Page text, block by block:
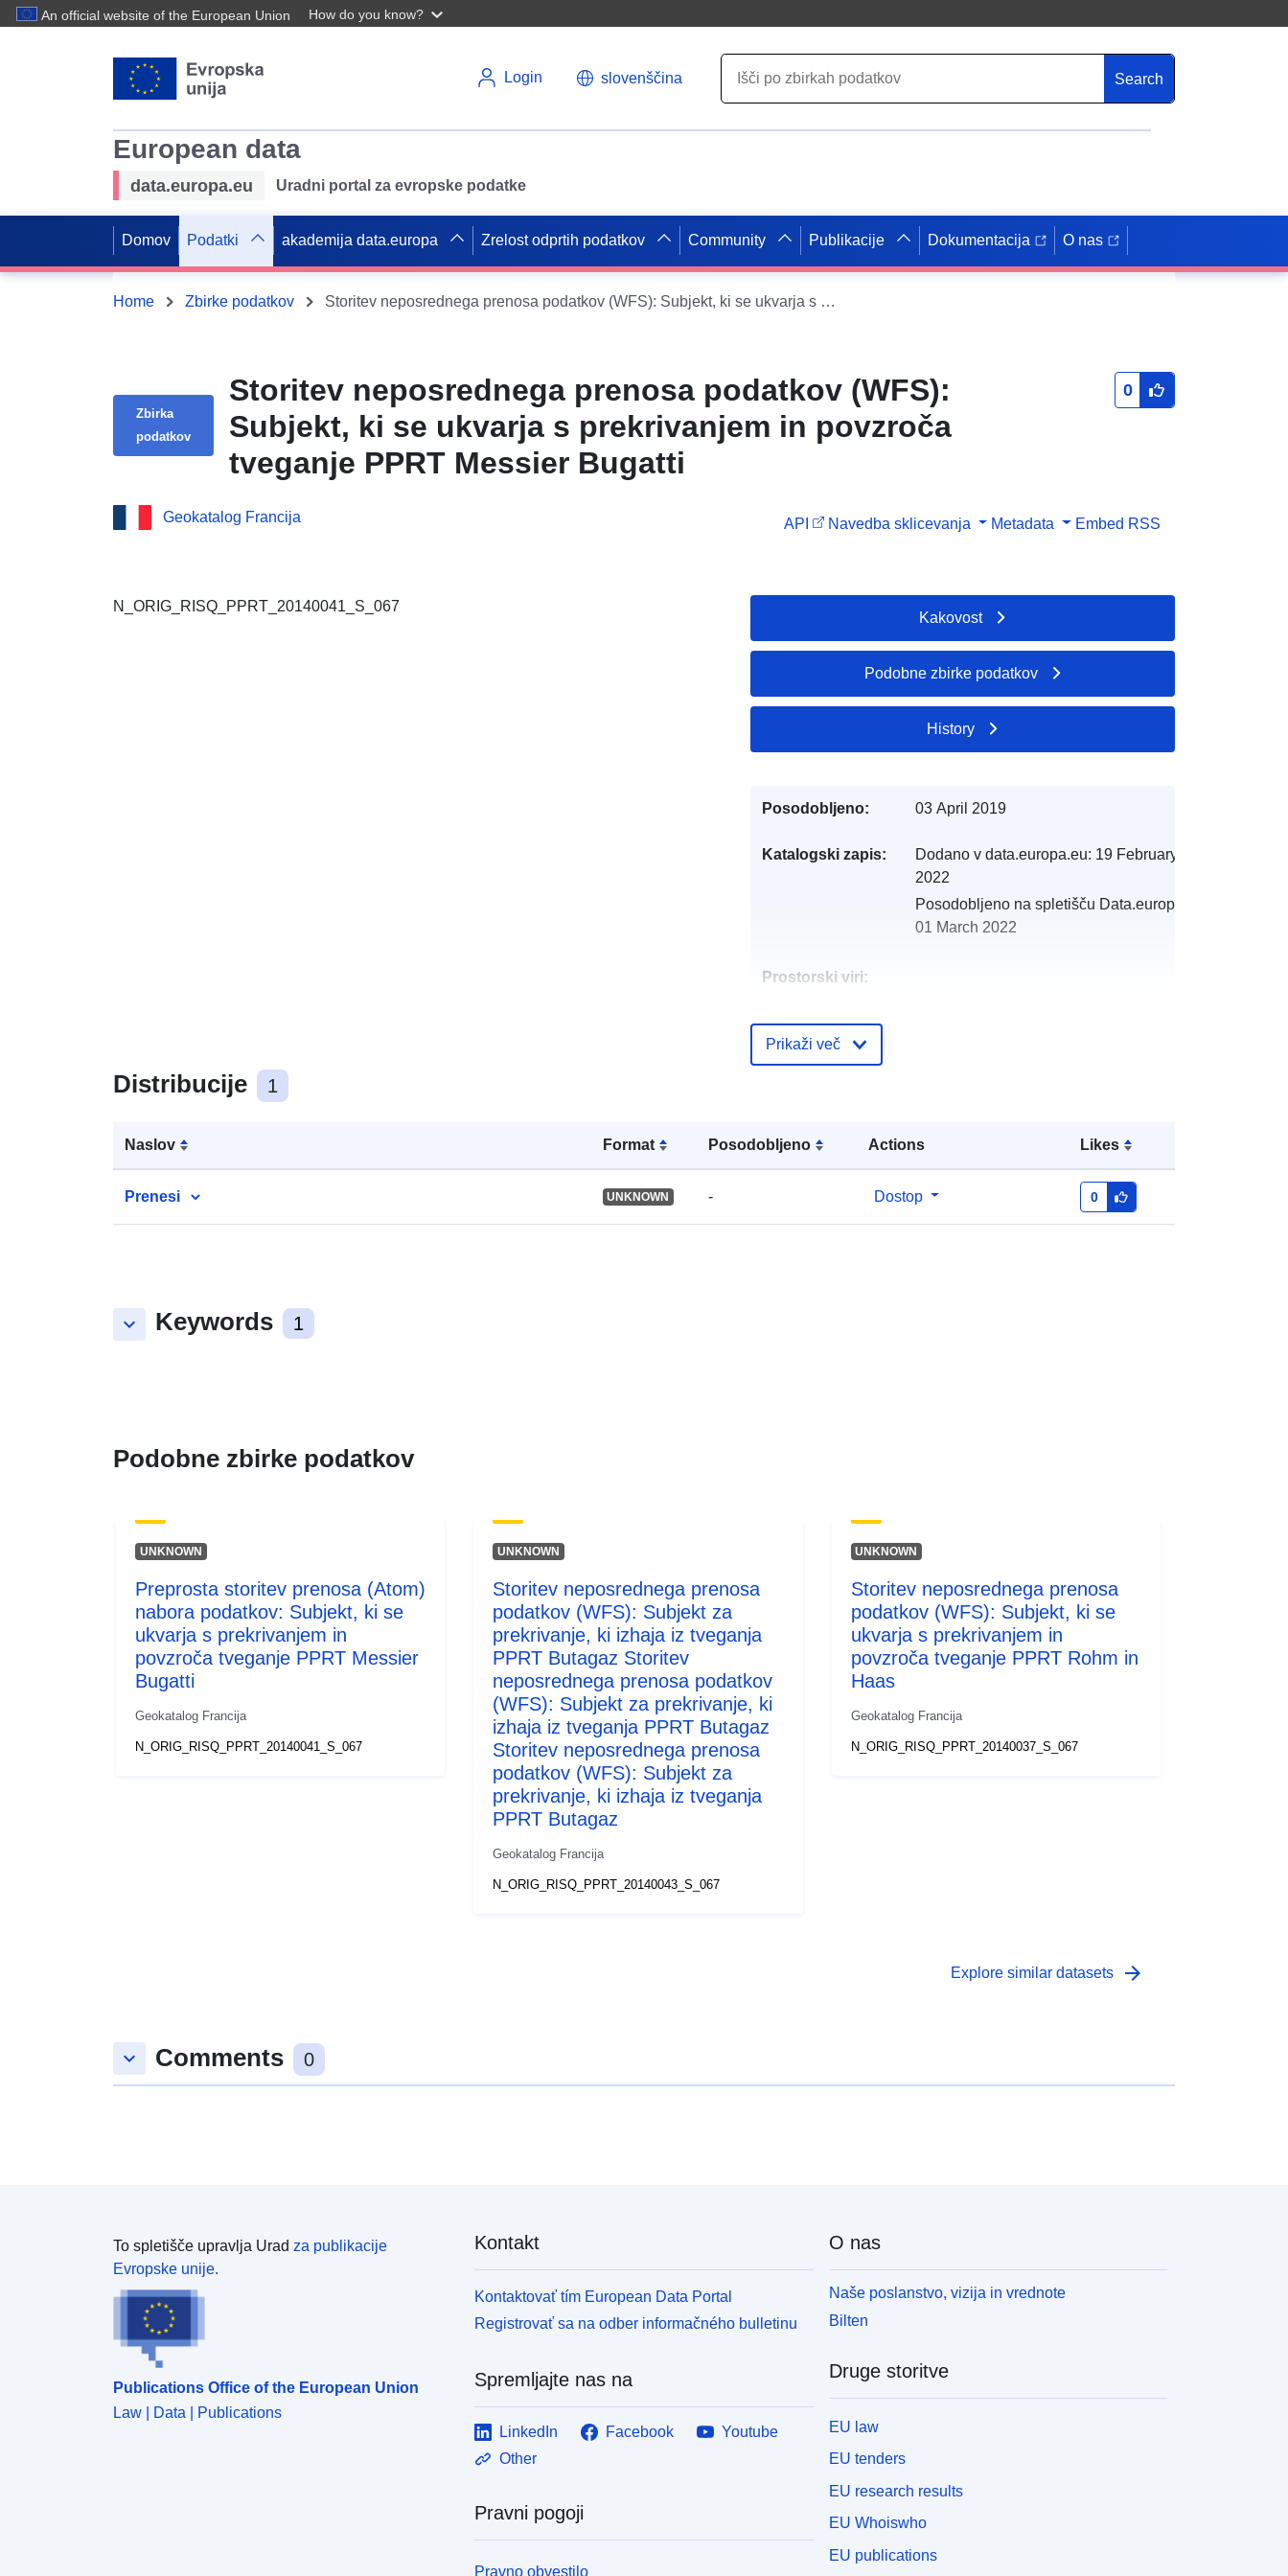
An official website of the European Union How do you know?
Login slovenščina Search
European data
data.europa.eu Uradni portal za evropske podatke
Domov Podatki akademija data.europa Zrelost odprtih podatkov Community Publikacije Dokumentacija O nas
Home Zbirke podatkov Storitev neposrednega prenosa podatkov (WFS): Subjekt, ki se ukvarja s prekrivanjem in povzroča tveganje PPRT Messier Bugatti
Zbirka
podatkov
Storitev neposrednega prenosa podatkov (WFS):
Subjekt, ki se ukvarja s prekrivanjem in povzroča
tveganje PPRT Messier Bugatti
0
Geokatalog Francija API Navedba sklicevanja Metadata Embed RSS
N_ORIG_RISQ_PPRT_20140041_S_067
Distribucije 1
Naslov Format Posodobljeno Actions Likes
Prenesi UNKNOWN - Dostop 0
keyboard_arrow_down Keywords 1
Kakovost
Podobne zbirke podatkov
History
Posodobljeno: 03 April 2019
Katalogski zapis: Dodano v data.europa.eu: 19 February
2022
Posodobljeno na spletišču Data.europa.eu:
01 March 2022
Prostorski viri:
Identifikatorji:
120066022-srv-2b97ec5e-a246-
4be5-9c56-33ff40922cf5
Prikaži več
Podobne zbirke podatkov
UNKNOWN
Preprosta storitev prenosa (Atom)
nabora podatkov: Subjekt, ki se
ukvarja s prekrivanjem in
povzroča tveganje PPRT Messier
Bugatti
Geokatalog Francija
N_ORIG_RISQ_PPRT_20140041_S_067
UNKNOWN
Storitev neposrednega prenosa
podatkov (WFS): Subjekt za
prekrivanje, ki izhaja iz tveganja
PPRT Butagaz Storitev
neposrednega prenosa podatkov
(WFS): Subjekt za prekrivanje, ki
izhaja iz tveganja PPRT Butagaz
Storitev neposrednega prenosa
podatkov (WFS): Subjekt za
prekrivanje, ki izhaja iz tveganja
PPRT Butagaz
Geokatalog Francija
N_ORIG_RISQ_PPRT_20140043_S_067
UNKNOWN
Storitev neposrednega prenosa
podatkov (WFS): Subjekt, ki se
ukvarja s prekrivanjem in
povzroča tveganje PPRT Rohm in
Haas
Geokatalog Francija
N_ORIG_RISQ_PPRT_20140037_S_067
Explore similar datasets arrow_forward
keyboard_arrow_down Comments 0
To spletišče upravlja Urad za publikacije
Evropske unije.
Publications Office of the European Union
Law | Data | Publications
Kontakt
Kontaktovať tím European Data Portal
Registrovať sa na odber informačného bulletinu
Spremljajte nas na
LinkedIn Facebook
Youtube
Other
Pravni pogoji
Pravno obvestilo
O nas
Naše poslanstvo, vizija in vrednote
Bilten
Druge storitve
EU law
EU tenders
EU research results
EU Whoiswho
EU publications